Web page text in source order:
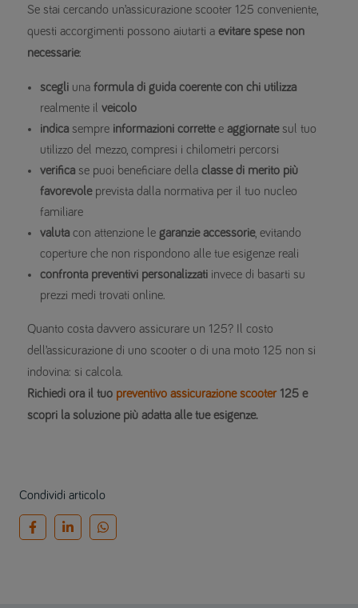
Se stai cercando un’assicurazione scooter 125 conveniente,
questi accorgimenti possono aiutarti a evitare spese non
necessarie:
scegli una formula di guida coerente con chi utilizza
realmente il veicolo
indica sempre informazioni correttee aggiornatesul tuo
utilizzo del mezzo, compresi i chilometri percorsi
verifica se puoi beneficiare della classe di merito più
favorevoleprevista dalla normativa per il tuo nucleo
familiare
valuta con attenzione le garanzie accessorie, evitando
coperture che non rispondono alle tue esigenze reali
confronta preventivi personalizzati invece di basarti su
prezzi medi trovati online.
Quanto costa davvero assicurare un 125? Il costo
dell’assicurazione di uno scooter o di una moto 125 non si
indovina: si calcola.
Richiedi ora il tuo preventivo assicurazione scooter125 e
scopri la soluzione più adatta alle tue esigenze.
Condividi articolo